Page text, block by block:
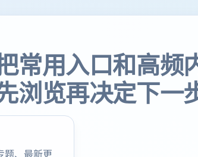
常用入口和高频
浏览再决定下一
题、最新更